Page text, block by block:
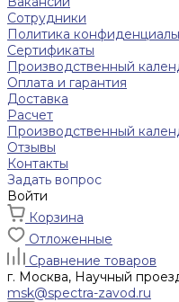
Сотрудники
Политика
Сертификаты
Производственный
Оплата и гарантия
Доставка
Расчет
Производственный
Отзывы
Контакты
Задать вопрос
Войти
Корзина
Отложенные
Сравнение товаров
г. Москва, Научный
msk@spectra-zavod.ru